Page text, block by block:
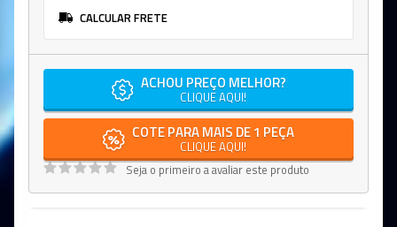
CALCULAR FRETE
ACHOU PREÇO MELHOR?
CLIQUE AQUI!
COTE PARA MAIS DE 1 PEÇA
CLIQUE AQUI!
Seja o primeiro a avaliar este produto